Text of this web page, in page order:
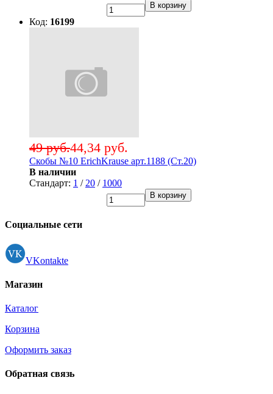
В корзину
Код: 16199
44,34 руб.
49 руб.
Скобы №10 ErichKrause арт.1188 (Ст.20)
В наличии
Стандарт: 1 / 20 / 1000
В корзину
Социальные сети
VKontakte
Магазин
Каталог
Корзина
Оформить заказ
Обратная связь